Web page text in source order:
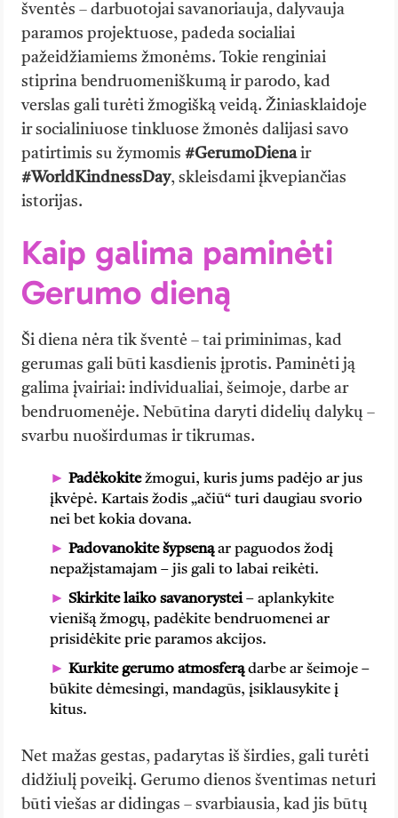
šventės – darbuotojai savanoriauja, dalyvauja
paramos projektuose, padeda socialiai
pažeidžiamiems žmonėms. Tokie renginiai
stiprina bendruomeniškumą ir parodo, kad
verslas gali turėti žmogišką veidą. Žiniasklaidoje
ir socialiniuose tinkluose žmonės dalijasi savo
patirtimis su žymomis#GerumoDienair
#WorldKindnessDay, skleisdami įkvepiančias
istorijas.
Kaip galima paminėti
Gerumo dieną
Ši diena nėra tik šventė – tai priminimas, kad
gerumas gali būti kasdienis įprotis. Paminėti ją
galima įvairiai: individualiai, šeimoje, darbe ar
bendruomenėje. Nebūtina daryti didelių dalykų –
svarbu nuoširdumas ir tikrumas.
Padėkokitežmogui, kuris jums padėjo ar jus
įkvėpė. Kartais žodis „ačiū“ turi daugiau svorio
nei bet kokia dovana.
Padovanokite šypsenąar paguodos žodį
nepažįstamajam – jis gali to labai reikėti.
Skirkite laiko savanorystei– aplankykite
vienišą žmogų, padėkite bendruomenei ar
prisidėkite prie paramos akcijos.
Kurkite gerumo atmosferądarbe ar šeimoje –
būkite dėmesingi, mandagūs, įsiklausykite į
kitus.
Net mažas gestas, padarytas iš širdies, gali turėti
didžiulį poveikį. Gerumo dienos šventimas neturi
būti viešas ar didingas – svarbiausia, kad jis būtų